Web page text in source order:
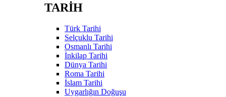
TARİH
Türk Tarihi
Selçuklu Tarihi
Osmanlı Tarihi
İnkilap Tarihi
Dünya Tarihi
Roma Tarihi
İslam Tarihi
Uygarlığın Doğuşu